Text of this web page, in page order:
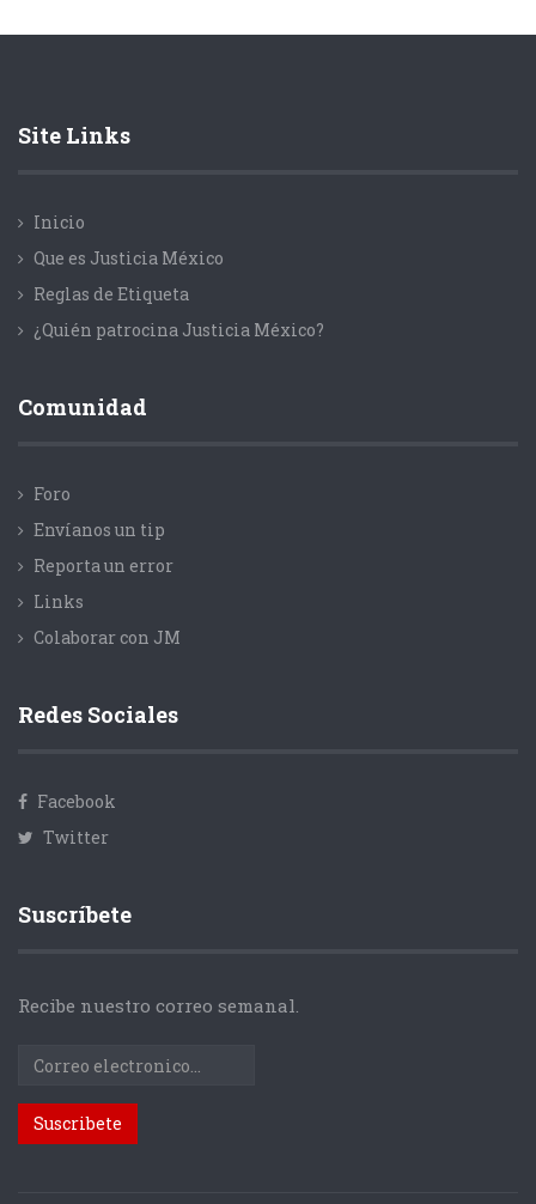
Site Links
Inicio
Que es Justicia México
Reglas de Etiqueta
¿Quién patrocina Justicia México?
Comunidad
Foro
Envíanos un tip
Reporta un error
Links
Colaborar con JM
Redes Sociales
Facebook
Twitter
Suscríbete
Recibe nuestro correo semanal.